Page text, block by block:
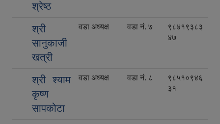
श्रेष्ठ
श्री
सानुकाजी
खत्री
वडा अध्यक्ष वडा नं. ७
९८४१९३८३
४७
श्री श्याम
कृष्ण
सापकोटा
वडा अध्यक्ष वडा नं. ८
९८५१०९४६
३१